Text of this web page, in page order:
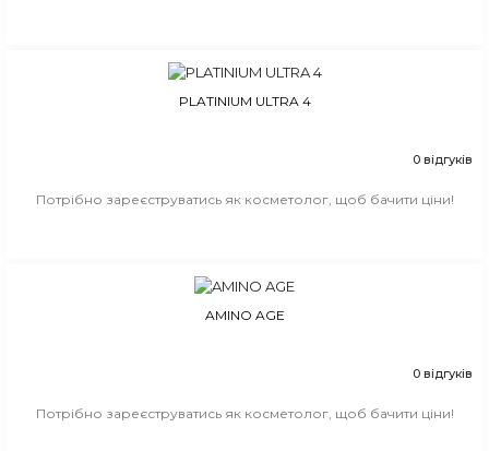
PLATINIUM ULTRA 4
0 відгуків
Потрібно зареєструватись як косметолог, щоб бачити ціни!
AMINO AGE
0 відгуків
Потрібно зареєструватись як косметолог, щоб бачити ціни!